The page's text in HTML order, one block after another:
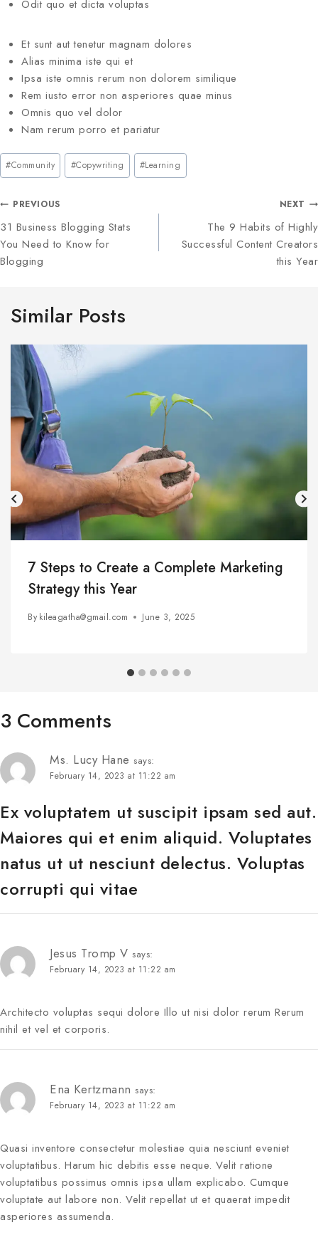
Odit quo et dicta voluptas
Et sunt aut tenetur magnam dolores
Alias minima iste qui et
Ipsa iste omnis rerum non dolorem similique
Rem iusto error non asperiores quae minus
Omnis quo vel dolor
Nam rerum porro et pariatur
#Community #Copywriting #Learning
PREVIOUS
31 Business Blogging Stats
You Need to Know for
Blogging
NEXT
The 9 Habits of Highly
Successful Content Creators
this Year
Similar Posts
7 Steps to Create a Complete Marketing
Strategy this Year
By kileagatha@gmail.com June 3, 2025
3 Comments
Ms. Lucy Hane says:
February 14, 2023 at 11:22 am
Ex voluptatem ut suscipit ipsam sed aut.
Maiores qui et enim aliquid. Voluptates
natus ut ut nesciunt delectus. Voluptas
corrupti qui vitae
Jesus Tromp V says:
February 14, 2023 at 11:22 am
Architecto voluptas sequi dolore Illo ut nisi dolor rerum Rerum
nihil et vel et corporis.
Ena Kertzmann says:
February 14, 2023 at 11:22 am
Quasi inventore consectetur molestiae quia nesciunt eveniet
voluptatibus. Harum hic debitis esse neque. Velit ratione
voluptatibus possimus omnis ipsa ullam explicabo. Cumque
voluptate aut labore non. Velit repellat ut et quaerat impedit
asperiores assumenda.